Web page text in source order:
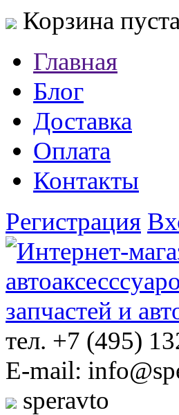
Корзина пуста
Главная
Блог
Доставка
Оплата
Контакты
Регистрация
тел. +7 (495)
E-mail:
speravto